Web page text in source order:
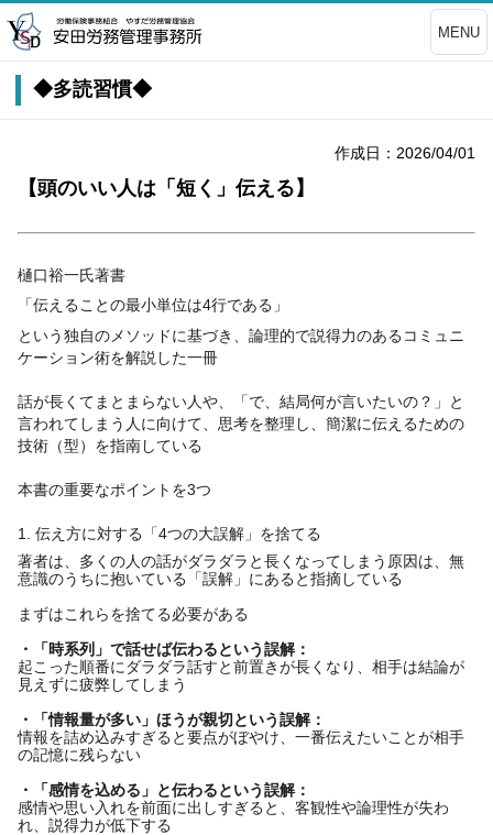
MENU
◆多読習慣◆
作成日：2026/04/01
【頭のいい人は「短く」伝える】
樋口裕一氏著書
「伝えることの最小単位は4行である」
という独自のメソッドに基づき、論理的で説得力のあるコミュニ
ケーション術を解説した一冊
話が長くてまとまらない人や、「で、結局何が言いたいの？」と
言われてしまう人に向けて、思考を整理し、簡潔に伝えるための
技術（型）を指南している
本書の重要なポイントを3つ
1. 伝え方に対する「4つの大誤解」を捨てる
著者は、多くの人の話がダラダラと長くなってしまう原因は、無
意識のうちに抱いている「誤解」にあると指摘している
まずはこれらを捨てる必要がある
・「時系列」で話せば伝わるという誤解：
起こった順番にダラダラ話すと前置きが長くなり、相手は結論が
見えずに疲弊してしまう
・「情報量が多い」ほうが親切という誤解：
情報を詰め込みすぎると要点がぼやけ、一番伝えたいことが相手
の記憶に残らない
・「感情を込める」と伝わるという誤解：
感情や思い入れを前面に出しすぎると、客観性や論理性が失わ
れ、説得力が低下する